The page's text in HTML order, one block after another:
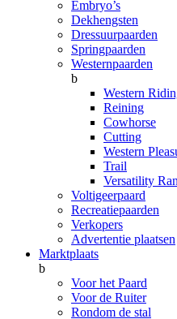
Embryo’s
Dekhengsten
Dressuurpaarden
Springpaarden
Westernpaarden
b
Western
Reining
Cowhorse
Cutting
Western
Trail
Versatility
Voltigeerpaard
Recreatiepaarden
Verkopers
Advertentie plaatsen
Marktplaats
b
Voor het Paard
Voor de Ruiter
Rondom de stal